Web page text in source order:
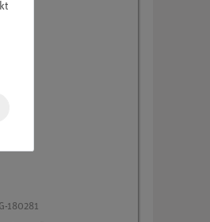
180281